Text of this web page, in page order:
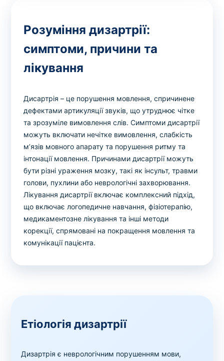
Розуміння дизартрії:
симптоми, причини та
лікування
Дисартрія – це порушення мовлення, спричинене
дефектами артикуляції звуків, що утруднює чітке
та зрозуміле вимовлення слів. Симптоми дисартрії
можуть включати нечітке вимовлення, слабкість
м’язів мовного апарату та порушення ритму та
інтонації мовлення. Причинами дисартрії можуть
бути різні ураження мозку, такі як інсульт, травми
голови, пухлини або неврологічні захворювання.
Лікування дисартрії включає комплексний підхід,
що включає логопедичне навчання, фізіотерапію,
медикаментозне лікування та інші методи
корекції, спрямовані на покращення мовлення та
комунікації пацієнта.
Етіологія дизартрії
Дизартрія є неврологічним порушенням мови,